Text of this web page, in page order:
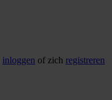
inloggen of zich registreren